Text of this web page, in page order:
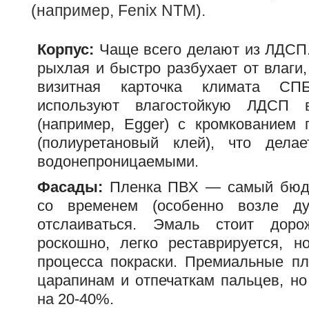
(например, Fenix NTM).
Корпус: Чаще всего делают из
рыхлая и быстро разбухает от
визитная карточка климата
используют влагостойкую ЛДСП
(например, Egger) с кромкованием
(полиуретановый клей), что
водонепроницаемыми.
Фасады: Пленка ПВХ — самый
со временем (особенно возле
отслаиваться. Эмаль стоит
роскошно, легко реставрируется,
процесса покраски. Премиальные
царапинам и отпечаткам пальцев,
на 20-40%.